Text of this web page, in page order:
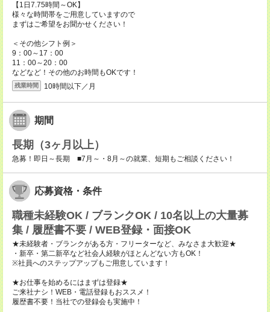
【1日7.75時間～OK】
様々な時間帯をご用意していますので
まずはご希望をお聞かせください！
＜その他シフト例＞
9：00～17：00
11：00～20：00
などなど！その他のお時間もOKです！
残業時間 10時間以下／月
期間
長期（3ヶ月以上）
急募！即日～長期 ■7月～・8月～の就業、短期もご相談ください！
応募資格・条件
職種未経験OK / ブランクOK / 10名以上の大量募
集 / 履歴書不要 / WEB登録・面接OK
★未経験者・ブランクがある方・フリーターなど、みなさま大歓迎★
・新卒・第二新卒など社会人経験がほとんどない方もOK！
※社員へのステップアップもご用意しています！
★お仕事を始めるにはまずは登録★
ご来社ナシ！WEB・電話登録もおススメ！
履歴書不要！当社での登録会も実施中！